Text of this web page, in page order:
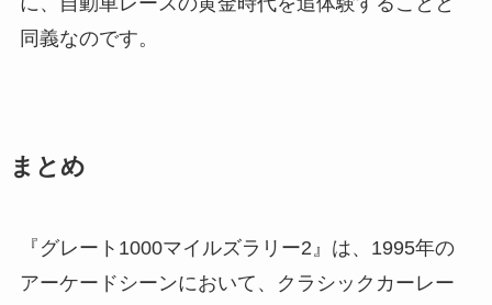
同義なのです。
まとめ
『グレート1000マイルズラリー2』は、1995年の
アーケードシーンにおいて、クラシックカーレー